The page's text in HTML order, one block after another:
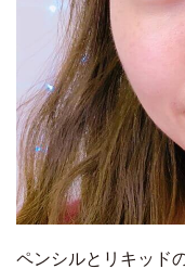
ペンシルとリキッド